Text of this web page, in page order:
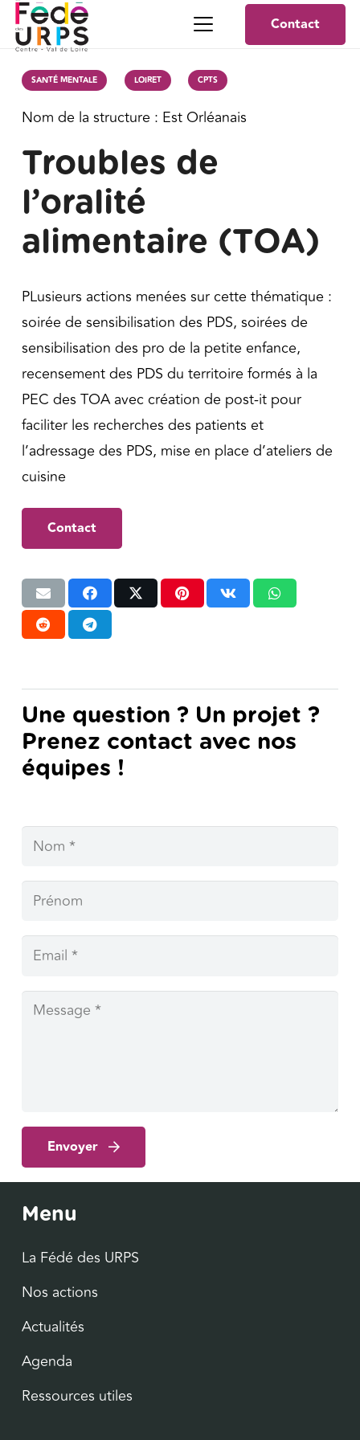
Contact
SANTÉ MENTALE LOIRET CPTS
Nom de la structure : Est Orléanais
Troubles de
l’oralité
alimentaire (TOA)
PLusieurs actions menées sur cette thématique :
soirée de sensibilisation des PDS, soirées de
sensibilisation des pro de la petite enfance,
recensement des PDS du territoire formés à la
PEC des TOA avec création de post-it pour
faciliter les recherches des patients et
l’adressage des PDS, mise en place d’ateliers de
cuisine
Contact
Une question ? Un projet ?
Prenez contact avec nos
équipes !
Envoyer
Menu
La Fédé des URPS
Nos actions
Actualités
Agenda
Ressources utiles